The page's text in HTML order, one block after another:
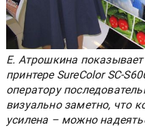
Е. Атрошкина
принтере SureColor SC-
оператору
визуально заметно, что
усилена – можно